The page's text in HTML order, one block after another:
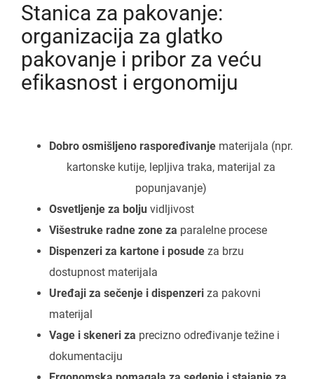
Stanica za pakovanje:
organizacija za glatko
pakovanje i pribor za veću
efikasnost i ergonomiju
Dobro osmišljeno raspoređivanje materijala (npr.
kartonske kutije, lepljiva traka, materijal za
popunjavanje)
Osvetljenje za bolju vidljivost
Višestruke radne zone za paralelne procese
Dispenzeri za kartone i posude za brzu
dostupnost materijala
Uređaji za sečenje i dispenzeri za pakovni
materijal
Vage i skeneri za precizno određivanje težine i
dokumentaciju